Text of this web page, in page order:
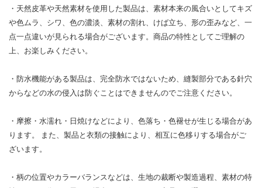
・天然皮革や天然素材を使用した製品は、素材本来の風合いとしてキズ
や色ムラ、シワ、色の濃淡、素材の割れ、けば立ち、形の歪みなど、一
点一点違いが見られる場合がございます。商品の特性としてご理解の
上、お楽しみください。
・防水機能がある製品は、完全防水ではないため、縫製部分である針穴
からなどの水の侵入は防ぐことはできませんのでご注意ください。
・摩擦・水濡れ・日焼けなどにより、色落ち・色褪せが生じる場合があ
ります。 また、製品と衣類の接触により、相互に色移りする場合がご
ざいます。
・柄の位置やカラーバランスなどは、生地の裁断や製造過程、素材の特